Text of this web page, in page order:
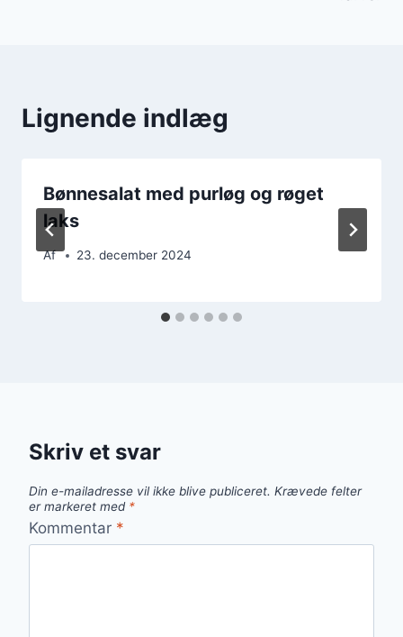
Lignende indlæg
Bønnesalat med purløg og røget
laks
Af 23. december 2024
Skriv et svar
Din e-mailadresse vil ikke blive publiceret. Krævede felter
er markeret med *
Kommentar *